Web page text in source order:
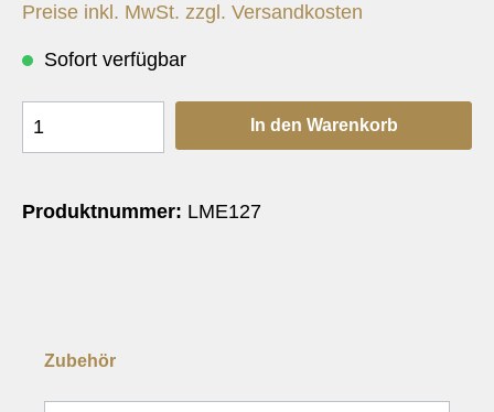
Preise inkl. MwSt. zzgl. Versandkosten
Sofort verfügbar
In den Warenkorb
Produktnummer: LME127
Zubehör